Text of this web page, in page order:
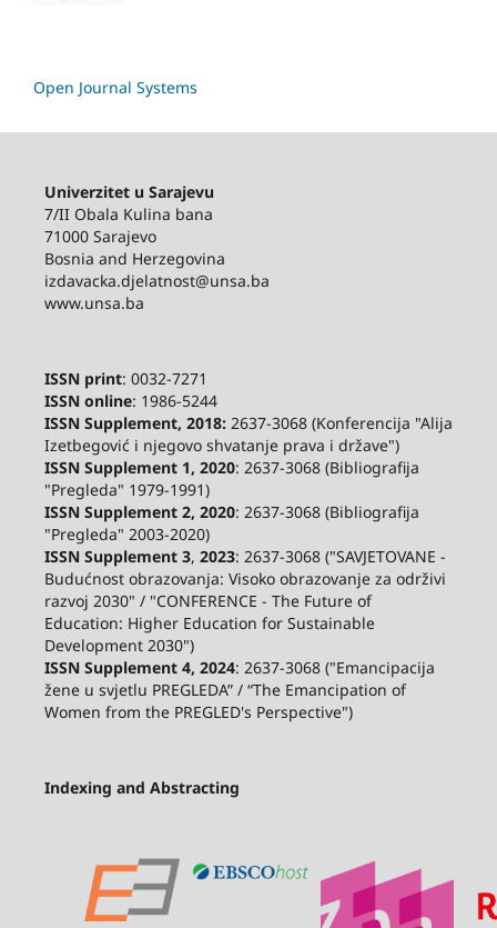
Open Journal Systems
Univerzitet u Sarajevu
7/II Obala Kulina bana
71000 Sarajevo
Bosnia and Herzegovina
izdavacka.djelatnost@unsa.ba
www.unsa.ba
ISSN print: 0032-7271
ISSN online: 1986-5244
ISSN Supplement, 2018:2637-3068 (Konferencija "Alija
Izetbegović i njegovo shvatanje prava i države")
ISSN Supplement 1, 2020: 2637-3068 (Bibliografija
"Pregleda" 1979-1991)
ISSN Supplement 2, 2020: 2637-3068 (Bibliografija
"Pregleda" 2003-2020)
ISSN Supplement 3, 2023: 2637-3068 ("SAVJETOVANE -
Budućnost obrazovanja: Visoko obrazovanje za održivi
razvoj 2030" / "CONFERENCE - The Future of
Education: Higher Education for Sustainable
Development 2030")
ISSN Supplement 4, 2024: 2637-3068 ("Emancipacija
žene u svjetlu PREGLEDA” / “The Emancipation of
Women from the PREGLED's Perspective")
Indexing and Abstracting